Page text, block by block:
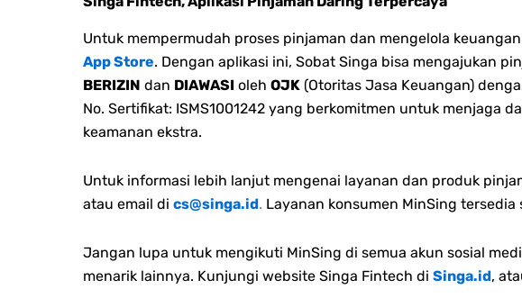
Untuk mempermudah proses pinjaman dan mengelola
App Store. Dengan aplikasi ini, Sobat Singa bisa mengajukan
BERIZIN dan DIAWASI oleh OJK (Otoritas Jasa Keuangan)
No. Sertifikat: ISMS1001242 yang berkomitmen untuk menjaga
keamanan ekstra.
Untuk informasi lebih lanjut mengenai layanan dan produk
atau email di cs@singa.id. Layanan konsumen MinSing tersedia
Jangan lupa untuk mengikuti MinSing di semua akun sosial
menarik lainnya. Kunjungi website Singa Fintech di Singa.id,